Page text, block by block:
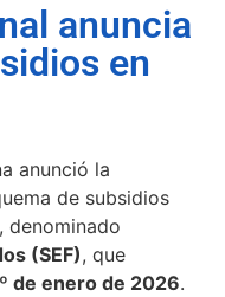
anuncia
en
anunció la
de subsidios
denominado
(SEF), que
de enero de 2026.